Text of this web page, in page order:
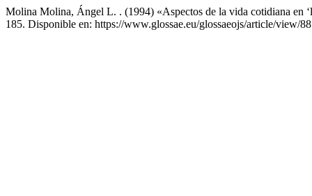
Molina Molina, Ángel L. . (1994) «Aspectos de la vida cotidiana en
185. Disponible en: https://www.glossae.eu/glossaeojs/article/view/